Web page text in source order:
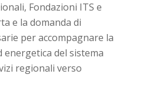
Fondazioni ITS e
e la domanda di
per accompagnare la
del sistema
regionali verso